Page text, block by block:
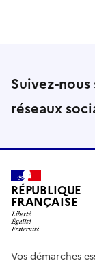
Suivez-nous
réseaux
RÉPUBLIQUE
FRANÇAISE
Vos démarches